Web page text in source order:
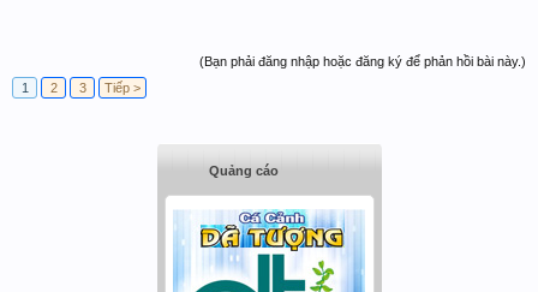
(Bạn phải đăng nhập hoặc đăng ký để phản hồi bài này.)
1
2 3 Tiếp >
Quảng cáo